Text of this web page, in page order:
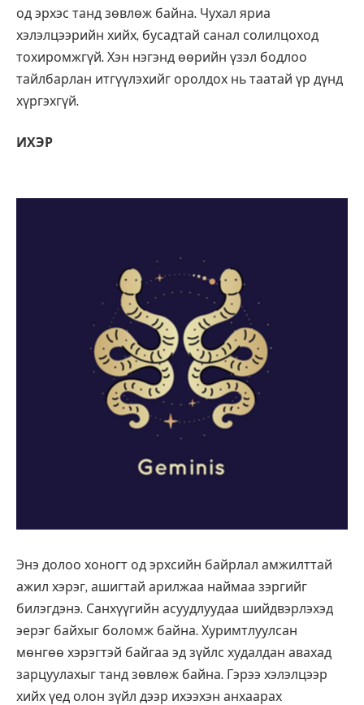
од эрхэс танд зөвлөж байна. Чухал яриа
хэлэлцээрийн хийх, бусадтай санал солилцоход
тохиромжгүй. Хэн нэгэнд өөрийн үзэл бодлоо
тайлбарлан итгүүлэхийг оролдох нь таатай үр дүнд
хүргэхгүй.
ИХЭР
Энэ долоо хоногт од эрхсийн байрлал амжилттай
ажил хэрэг, ашигтай арилжаа наймаа зэргийг
билэгдэнэ. Санхүүгийн асуудлуудаа шийдвэрлэхэд
эерэг байхыг боломж байна. Хуримтлуулсан
мөнгөө хэрэгтэй байгаа эд зүйлс худалдан авахад
зарцуулахыг танд зөвлөж байна. Гэрээ хэлэлцээр
хийх үед олон зүйл дээр ихээхэн анхаарах